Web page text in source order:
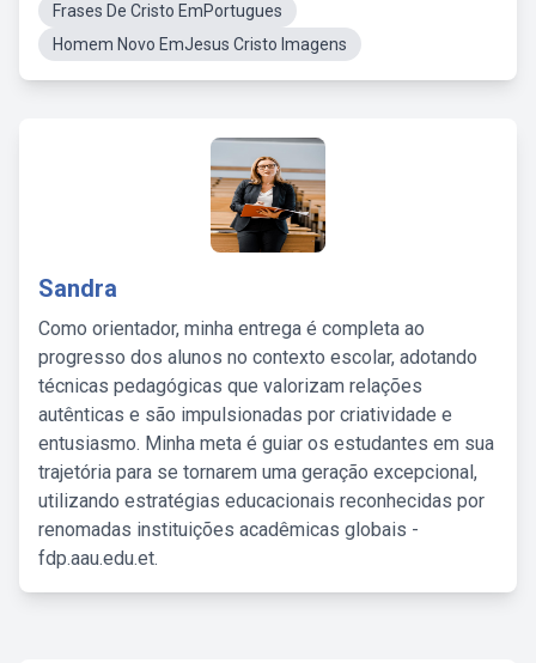
Frases De Cristo EmPortugues
Homem Novo EmJesus Cristo Imagens
Sandra
Como orientador, minha entrega é completa ao
progresso dos alunos no contexto escolar, adotando
técnicas pedagógicas que valorizam relações
autênticas e são impulsionadas por criatividade e
entusiasmo. Minha meta é guiar os estudantes em sua
trajetória para se tornarem uma geração excepcional,
utilizando estratégias educacionais reconhecidas por
renomadas instituições acadêmicas globais -
fdp.aau.edu.et.